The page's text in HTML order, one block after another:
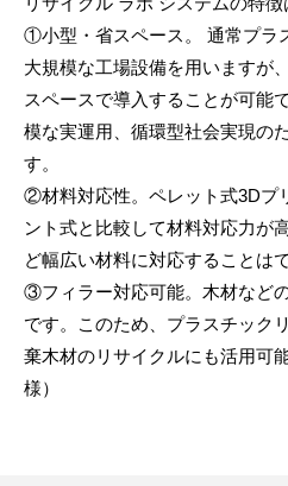
①小型・省スペース。 通常プラ
大規模な工場設備を用いますが
スペースで導入することが可能
模な実運用、循環型社会実現の
す。
②材料対応性。ペレット式3Dプ
ント式と比較して材料対応力が
ど幅広い材料に対応することは
③フィラー対応可能。木材など
です。このため、プラスチック
棄木材のリサイクルにも活用可
様）